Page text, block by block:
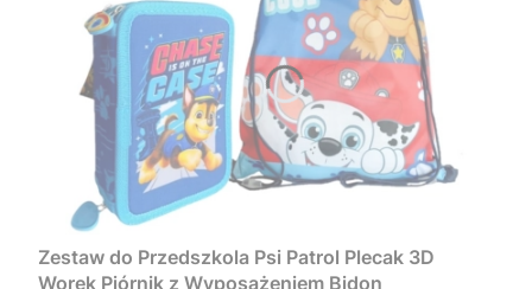
Zestaw do Przedszkola Psi Patrol Plecak 3D
Worek Piórnik z Wyposażeniem Bidon